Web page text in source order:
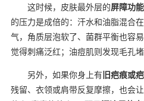
这时候，皮肤最外层的屏障功能
的压力是成倍的：汗水和油脂混合
气，角质层泡软了、菌群平衡也容
觉得刺痛泛红；油痘肌则发现毛孔
另外，如果你身上有旧疤痕或
残留、衣领或肩带反复摩擦，也会